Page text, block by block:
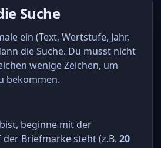
Suche
ein (Text, Wertstufe, Jahr,
die Suche. Du musst nicht
wenige Zeichen, um
bekommen.
beginne mit der
der Briefmarke steht (z.B. 20